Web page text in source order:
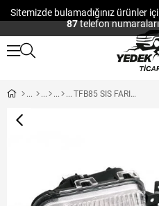
Sitemizde bulamadığınız ürünler
87telefon
TFB85 SIS FARI SOL GUNDUZ FARLI EURO 5 FUSO